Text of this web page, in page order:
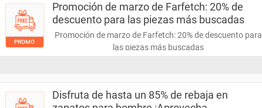
PROMO
Promoción de marzo de Farfetch: 20% de
descuento para las piezas más buscadas
Promoción de marzo de Farfetch: 20% de descuento para
las piezas más buscadas
Disfruta de hasta un 85% de rebaja en